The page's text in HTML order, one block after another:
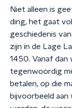
Niet alleen is
ding, het gaat
geschiedenis
zijn in de Lage
1450. Vanaf dan
tegenwoordig
betalen, op die
bijvoorbeeld